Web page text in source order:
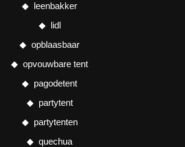
leenbakker
lidl
opblaasbaar
opvouwbare tent
pagodetent
partytent
partytenten
quechua